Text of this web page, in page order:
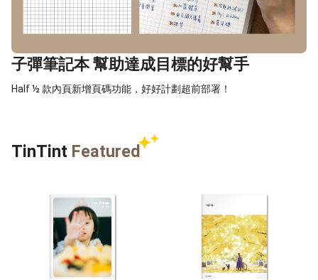
子彈筆記本 幫助達成目標的好幫手
Half ½ 款內頁新增頁碼功能，好好計劃超前部署！
TinTint Featured